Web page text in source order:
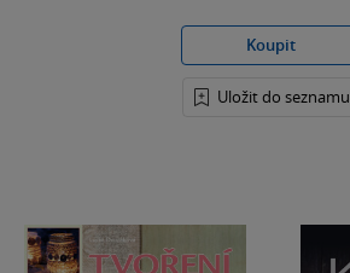
Koupit
Uložit do seznamu